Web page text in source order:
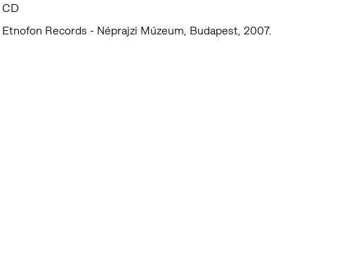
CD
Etnofon Records - Néprajzi Múzeum, Budapest, 2007.